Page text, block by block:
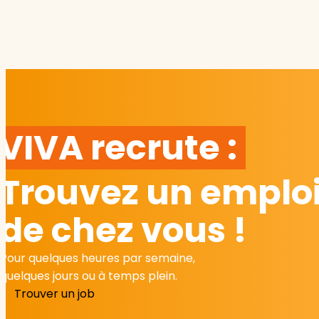
recrute :
Trouvez un
de chez vous !
Pour quelques heures par semaine,
quelques jours ou à temps plein.
Trouver un job